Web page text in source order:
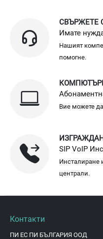
СВЪРЖЕТЕ
Имате
Нашият
помогне.
Вие можете
SIP VoIP
Инсталиране
централи.
Контакти
ПИ ЕС ПИ БЪЛГАРИЯ ООД